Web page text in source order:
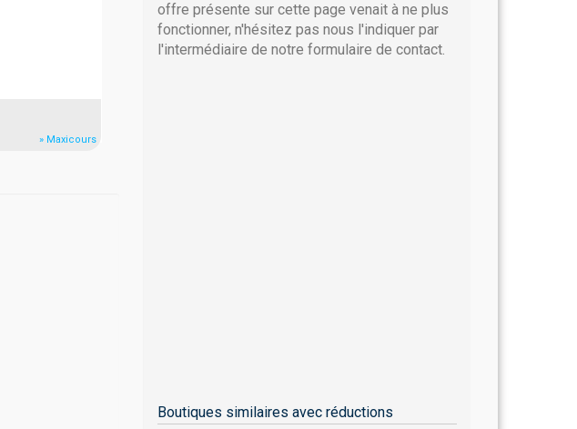
» Maxicours
offre présente sur cette page venait à ne plus
fonctionner, n'hésitez pas nous l'indiquer par
l'intermédiaire de notre formulaire de contact.
Boutiques similaires avec réductions